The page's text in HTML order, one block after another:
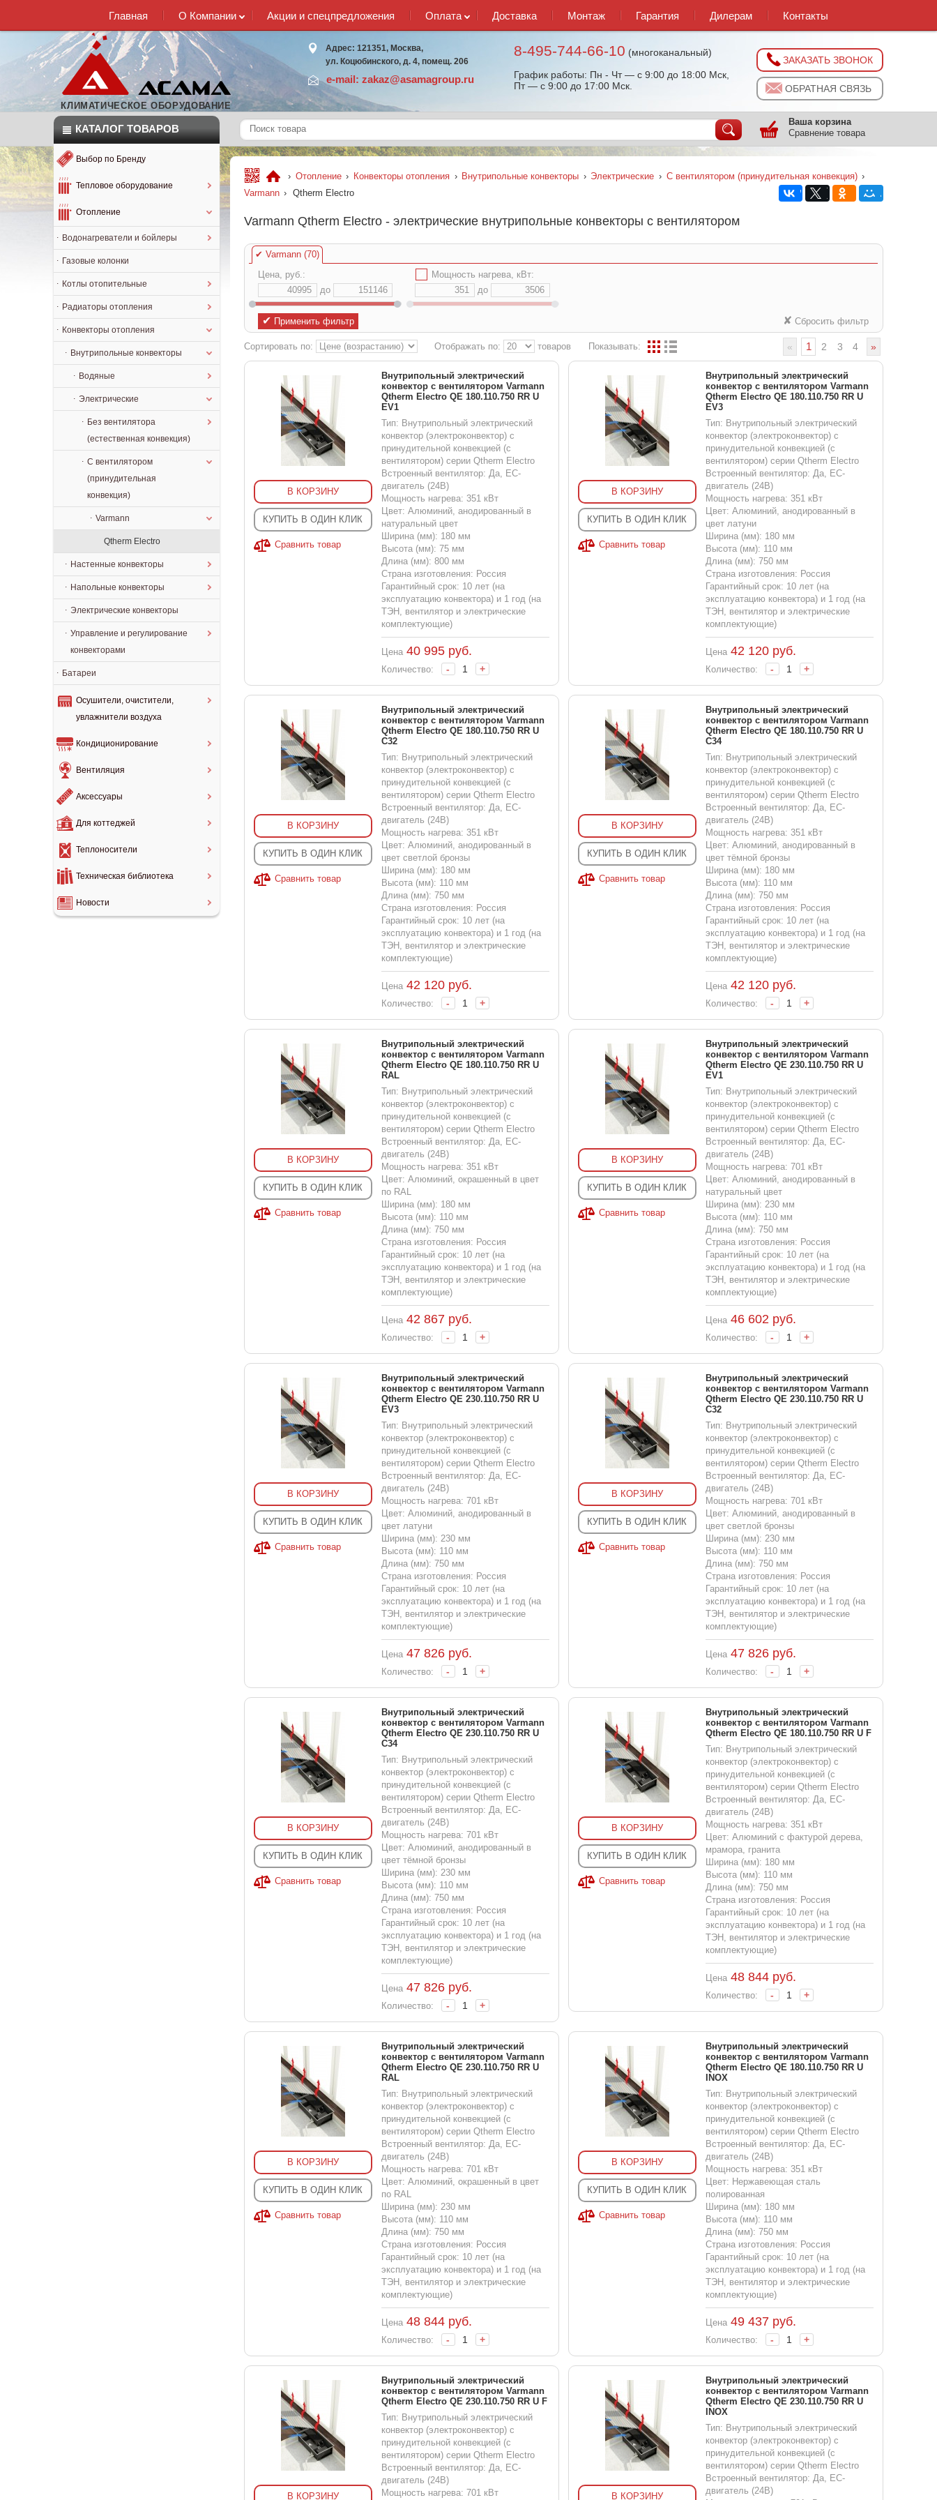
Главная О Компании Акции и спецпредложения Оплата Доставка Монтаж Гарантия Дилерам Контакты
КЛИМАТИЧЕСКОЕ ОБОРУДОВАНИЕ
Адрес: 121351, Москва,
ул. Коцюбинского, д. 4, помещ. 206
e-mail: zakaz@asamagroup.ru
8-495-744-66-10 (многоканальный)
График работы: Пн - Чт — с 9:00 до 18:00 Мск,
Пт — с 9:00 до 17:00 Мск.
ЗАКАЗАТЬ ЗВОНОК
ОБРАТНАЯ СВЯЗЬ
КАТАЛОГ ТОВАРОВ
Ваша корзина
Сравнение товара
Выбор по Бренду
Тепловое оборудование
Отопление
Водонагреватели и бойлеры
Газовые колонки
Котлы отопительные
Радиаторы отопления
Конвекторы отопления
Внутрипольные конвекторы
Водяные
Электрические
Без вентилятора
(естественная конвекция)
С вентилятором
(принудительная
конвекция)
Varmann
Qtherm Electro
Настенные конвекторы
Напольные конвекторы
Электрические конвекторы
Управление и регулирование
конвекторами
Батареи
Осушители, очистители,
увлажнители воздуха
Кондиционирование
Вентиляция
Аксессуары
Для коттеджей
Теплоносители
Техническая библиотека
Новости
› Отопление › Конвекторы отопления › Внутрипольные конвекторы › Электрические › С вентилятором (принудительная конвекция) ›
Varmann › Qtherm Electro
Varmann Qtherm Electro - электрические внутрипольные конвекторы с вентилятором
✔ Varmann (70)
Цена, руб.:
до
Мощность нагрева, кВт:
до
✔ Применить фильтр ✘ Сбросить фильтр
Сортировать по: Отображать по: товаров Показывать: « 1 2 3 4 »
В КОРЗИНУ
КУПИТЬ В ОДИН КЛИК
Сравнить товар
Внутрипольный электрический
конвектор с вентилятором Varmann
Qtherm Electro QE 180.110.750 RR U
EV1
Тип: Внутрипольный электрический
конвектор (электроконвектор) с
принудительной конвекцией (с
вентилятором) серии Qtherm Electro
Встроенный вентилятор: Да, EC-
двигатель (24В)
Мощность нагрева: 351 кВт
Цвет: Алюминий, анодированный в
натуральный цвет
Ширина (мм): 180 мм
Высота (мм): 75 мм
Длина (мм): 800 мм
Страна изготовления: Россия
Гарантийный срок: 10 лет (на
эксплуатацию конвектора) и 1 год (на
ТЭН, вентилятор и электрические
комплектующие)
Цена 40 995руб.
Количество: - +
В КОРЗИНУ
КУПИТЬ В ОДИН КЛИК
Сравнить товар
Внутрипольный электрический
конвектор с вентилятором Varmann
Qtherm Electro QE 180.110.750 RR U
EV3
Тип: Внутрипольный электрический
конвектор (электроконвектор) с
принудительной конвекцией (с
вентилятором) серии Qtherm Electro
Встроенный вентилятор: Да, EC-
двигатель (24В)
Мощность нагрева: 351 кВт
Цвет: Алюминий, анодированный в
цвет латуни
Ширина (мм): 180 мм
Высота (мм): 110 мм
Длина (мм): 750 мм
Страна изготовления: Россия
Гарантийный срок: 10 лет (на
эксплуатацию конвектора) и 1 год (на
ТЭН, вентилятор и электрические
комплектующие)
Цена 42 120руб.
Количество: - +
В КОРЗИНУ
КУПИТЬ В ОДИН КЛИК
Сравнить товар
Внутрипольный электрический
конвектор с вентилятором Varmann
Qtherm Electro QE 180.110.750 RR U
C32
Тип: Внутрипольный электрический
конвектор (электроконвектор) с
принудительной конвекцией (с
вентилятором) серии Qtherm Electro
Встроенный вентилятор: Да, EC-
двигатель (24В)
Мощность нагрева: 351 кВт
Цвет: Алюминий, анодированный в
цвет светлой бронзы
Ширина (мм): 180 мм
Высота (мм): 110 мм
Длина (мм): 750 мм
Страна изготовления: Россия
Гарантийный срок: 10 лет (на
эксплуатацию конвектора) и 1 год (на
ТЭН, вентилятор и электрические
комплектующие)
Цена 42 120руб.
Количество: - +
В КОРЗИНУ
КУПИТЬ В ОДИН КЛИК
Сравнить товар
Внутрипольный электрический
конвектор с вентилятором Varmann
Qtherm Electro QE 180.110.750 RR U
C34
Тип: Внутрипольный электрический
конвектор (электроконвектор) с
принудительной конвекцией (с
вентилятором) серии Qtherm Electro
Встроенный вентилятор: Да, EC-
двигатель (24В)
Мощность нагрева: 351 кВт
Цвет: Алюминий, анодированный в
цвет тёмной бронзы
Ширина (мм): 180 мм
Высота (мм): 110 мм
Длина (мм): 750 мм
Страна изготовления: Россия
Гарантийный срок: 10 лет (на
эксплуатацию конвектора) и 1 год (на
ТЭН, вентилятор и электрические
комплектующие)
Цена 42 120руб.
Количество: - +
В КОРЗИНУ
КУПИТЬ В ОДИН КЛИК
Сравнить товар
Внутрипольный электрический
конвектор с вентилятором Varmann
Qtherm Electro QE 180.110.750 RR U
RAL
Тип: Внутрипольный электрический
конвектор (электроконвектор) с
принудительной конвекцией (с
вентилятором) серии Qtherm Electro
Встроенный вентилятор: Да, EC-
двигатель (24В)
Мощность нагрева: 351 кВт
Цвет: Алюминий, окрашенный в цвет
по RAL
Ширина (мм): 180 мм
Высота (мм): 110 мм
Длина (мм): 750 мм
Страна изготовления: Россия
Гарантийный срок: 10 лет (на
эксплуатацию конвектора) и 1 год (на
ТЭН, вентилятор и электрические
комплектующие)
Цена 42 867руб.
Количество: - +
В КОРЗИНУ
КУПИТЬ В ОДИН КЛИК
Сравнить товар
Внутрипольный электрический
конвектор с вентилятором Varmann
Qtherm Electro QE 230.110.750 RR U
EV1
Тип: Внутрипольный электрический
конвектор (электроконвектор) с
принудительной конвекцией (с
вентилятором) серии Qtherm Electro
Встроенный вентилятор: Да, EC-
двигатель (24В)
Мощность нагрева: 701 кВт
Цвет: Алюминий, анодированный в
натуральный цвет
Ширина (мм): 230 мм
Высота (мм): 110 мм
Длина (мм): 750 мм
Страна изготовления: Россия
Гарантийный срок: 10 лет (на
эксплуатацию конвектора) и 1 год (на
ТЭН, вентилятор и электрические
комплектующие)
Цена 46 602 руб.
Количество: - +
В КОРЗИНУ
КУПИТЬ В ОДИН КЛИК
Сравнить товар
Внутрипольный электрический
конвектор с вентилятором Varmann
Qtherm Electro QE 230.110.750 RR U
EV3
Тип: Внутрипольный электрический
конвектор (электроконвектор) с
принудительной конвекцией (с
вентилятором) серии Qtherm Electro
Встроенный вентилятор: Да, EC-
двигатель (24В)
Мощность нагрева: 701 кВт
Цвет: Алюминий, анодированный в
цвет латуни
Ширина (мм): 230 мм
Высота (мм): 110 мм
Длина (мм): 750 мм
Страна изготовления: Россия
Гарантийный срок: 10 лет (на
эксплуатацию конвектора) и 1 год (на
ТЭН, вентилятор и электрические
комплектующие)
Цена 47 826руб.
Количество: - +
В КОРЗИНУ
КУПИТЬ В ОДИН КЛИК
Сравнить товар
Внутрипольный электрический
конвектор с вентилятором Varmann
Qtherm Electro QE 230.110.750 RR U
C32
Тип: Внутрипольный электрический
конвектор (электроконвектор) с
принудительной конвекцией (с
вентилятором) серии Qtherm Electro
Встроенный вентилятор: Да, EC-
двигатель (24В)
Мощность нагрева: 701 кВт
Цвет: Алюминий, анодированный в
цвет светлой бронзы
Ширина (мм): 230 мм
Высота (мм): 110 мм
Длина (мм): 750 мм
Страна изготовления: Россия
Гарантийный срок: 10 лет (на
эксплуатацию конвектора) и 1 год (на
ТЭН, вентилятор и электрические
комплектующие)
Цена 47 826руб.
Количество: - +
В КОРЗИНУ
КУПИТЬ В ОДИН КЛИК
Сравнить товар
Внутрипольный электрический
конвектор с вентилятором Varmann
Qtherm Electro QE 230.110.750 RR U
C34
Тип: Внутрипольный электрический
конвектор (электроконвектор) с
принудительной конвекцией (с
вентилятором) серии Qtherm Electro
Встроенный вентилятор: Да, EC-
двигатель (24В)
Мощность нагрева: 701 кВт
Цвет: Алюминий, анодированный в
цвет тёмной бронзы
Ширина (мм): 230 мм
Высота (мм): 110 мм
Длина (мм): 750 мм
Страна изготовления: Россия
Гарантийный срок: 10 лет (на
эксплуатацию конвектора) и 1 год (на
ТЭН, вентилятор и электрические
комплектующие)
Цена 47 826руб.
Количество: - +
В КОРЗИНУ
КУПИТЬ В ОДИН КЛИК
Сравнить товар
Внутрипольный электрический
конвектор с вентилятором Varmann
Qtherm Electro QE 180.110.750 RR U F
Тип: Внутрипольный электрический
конвектор (электроконвектор) с
принудительной конвекцией (с
вентилятором) серии Qtherm Electro
Встроенный вентилятор: Да, EC-
двигатель (24В)
Мощность нагрева: 351 кВт
Цвет: Алюминий с фактурой дерева,
мрамора, гранита
Ширина (мм): 180 мм
Высота (мм): 110 мм
Длина (мм): 750 мм
Страна изготовления: Россия
Гарантийный срок: 10 лет (на
эксплуатацию конвектора) и 1 год (на
ТЭН, вентилятор и электрические
комплектующие)
Цена 48 844руб.
Количество: - +
В КОРЗИНУ
КУПИТЬ В ОДИН КЛИК
Сравнить товар
Внутрипольный электрический
конвектор с вентилятором Varmann
Qtherm Electro QE 230.110.750 RR U
RAL
Тип: Внутрипольный электрический
конвектор (электроконвектор) с
принудительной конвекцией (с
вентилятором) серии Qtherm Electro
Встроенный вентилятор: Да, EC-
двигатель (24В)
Мощность нагрева: 701 кВт
Цвет: Алюминий, окрашенный в цвет
по RAL
Ширина (мм): 230 мм
Высота (мм): 110 мм
Длина (мм): 750 мм
Страна изготовления: Россия
Гарантийный срок: 10 лет (на
эксплуатацию конвектора) и 1 год (на
ТЭН, вентилятор и электрические
комплектующие)
Цена 48 844руб.
Количество: - +
В КОРЗИНУ
КУПИТЬ В ОДИН КЛИК
Сравнить товар
Внутрипольный электрический
конвектор с вентилятором Varmann
Qtherm Electro QE 180.110.750 RR U
INOX
Тип: Внутрипольный электрический
конвектор (электроконвектор) с
принудительной конвекцией (с
вентилятором) серии Qtherm Electro
Встроенный вентилятор: Да, EC-
двигатель (24В)
Мощность нагрева: 351 кВт
Цвет: Нержавеющая сталь
полированная
Ширина (мм): 180 мм
Высота (мм): 110 мм
Длина (мм): 750 мм
Страна изготовления: Россия
Гарантийный срок: 10 лет (на
эксплуатацию конвектора) и 1 год (на
ТЭН, вентилятор и электрические
комплектующие)
Цена 49 437руб.
Количество: - +
В КОРЗИНУ
Внутрипольный электрический
конвектор с вентилятором Varmann
Qtherm Electro QE 230.110.750 RR U F
Тип: Внутрипольный электрический
конвектор (электроконвектор) с
принудительной конвекцией (с
вентилятором) серии Qtherm Electro
Встроенный вентилятор: Да, EC-
двигатель (24В)
Мощность нагрева: 701 кВт
В КОРЗИНУ
Внутрипольный электрический
конвектор с вентилятором Varmann
Qtherm Electro QE 230.110.750 RR U
INOX
Тип: Внутрипольный электрический
конвектор (электроконвектор) с
принудительной конвекцией (с
вентилятором) серии Qtherm Electro
Встроенный вентилятор: Да, EC-
двигатель (24В)